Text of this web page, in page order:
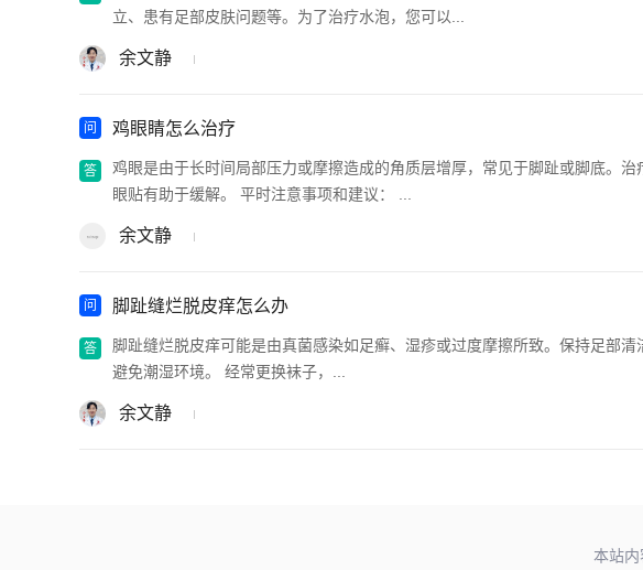
立、患有足部皮肤问题等。为了治疗水泡，您可以...
余文静
鸡眼睛怎么治疗
鸡眼是由于长时间局部压力或摩擦造成的角质层增厚，常见于脚趾或脚底。
眼贴有助于缓解。 平时注意事项和建议： ...
余文静
脚趾缝烂脱皮痒怎么办
脚趾缝烂脱皮痒可能是由真菌感染如足癣、湿疹或过度摩擦所致。保持足部
避免潮湿环境。 经常更换袜子，...
余文静
本站